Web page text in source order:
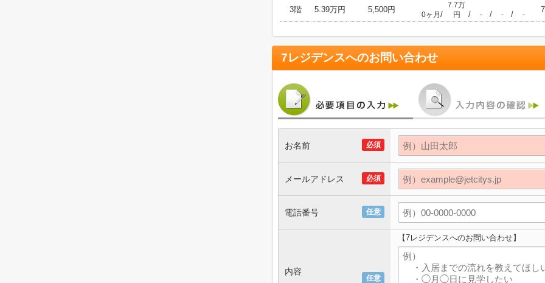
3階 5.39万円 5,500円
0ヶ月 /
7.7万
円
/ - / - / -
7レジデンスへのお問い合わせ
必須
お名前
必須
メールアドレス
任意
電話番号
任意
内容
【7レジデンスへのお問い合わせ】